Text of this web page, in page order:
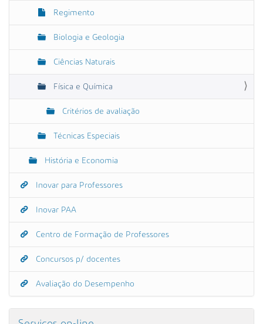
Regimento
Biologia e Geologia
Ciências Naturais
Física e Química
Critérios de avaliação
Técnicas Especiais
História e Economia
Inovar para Professores
Inovar PAA
Centro de Formação de Professores
Concursos p/ docentes
Avaliação do Desempenho